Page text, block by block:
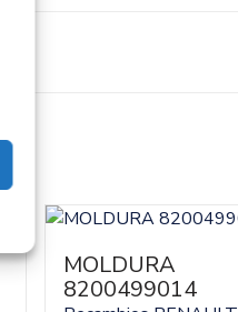
MOLDURA
8200499014